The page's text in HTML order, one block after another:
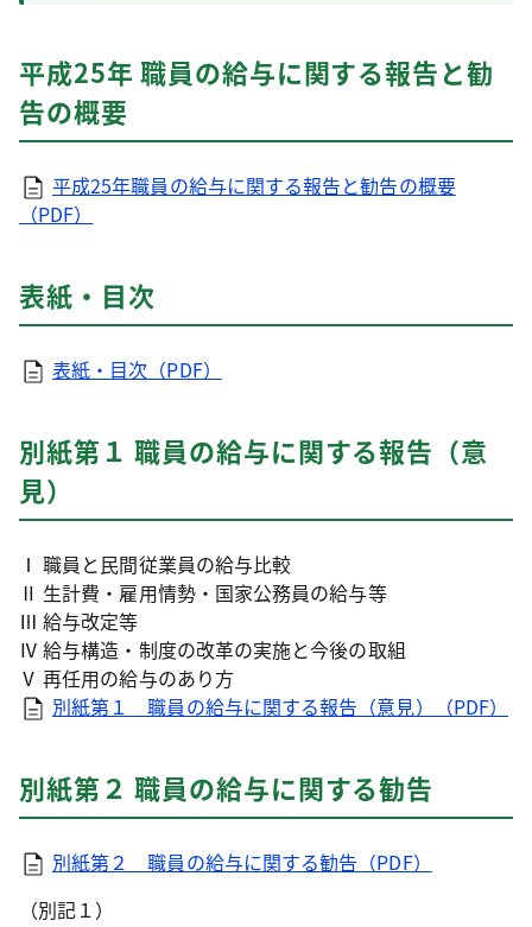
平成25年 職員の給与に関する報告と勧
告の概要
平成25年職員の給与に関する報告と勧告の概要
（PDF）
表紙・目次
表紙・目次（PDF）
別紙第１ 職員の給与に関する報告（意
見）
Ⅰ 職員と民間従業員の給与比較
Ⅱ 生計費・雇用情勢・国家公務員の給与等
Ⅲ 給与改定等
Ⅳ 給与構造・制度の改革の実施と今後の取組
Ⅴ 再任用の給与のあり方
別紙第１ 職員の給与に関する報告（意見）（PDF）
別紙第２ 職員の給与に関する勧告
別紙第２ 職員の給与に関する勧告（PDF）
（別記１）